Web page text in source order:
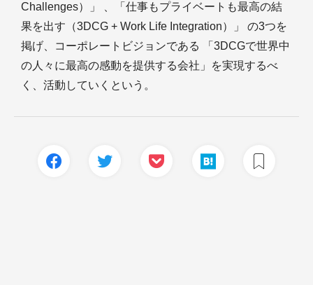
Challenges）」 、「仕事もプライベートも最高の結
果を出す（3DCG + Work Life Integration）」 の3つを
掲げ、コーポレートビジョンである 「3DCGで世界中
の人々に最高の感動を提供する会社」を実現するべ
く、活動していくという。